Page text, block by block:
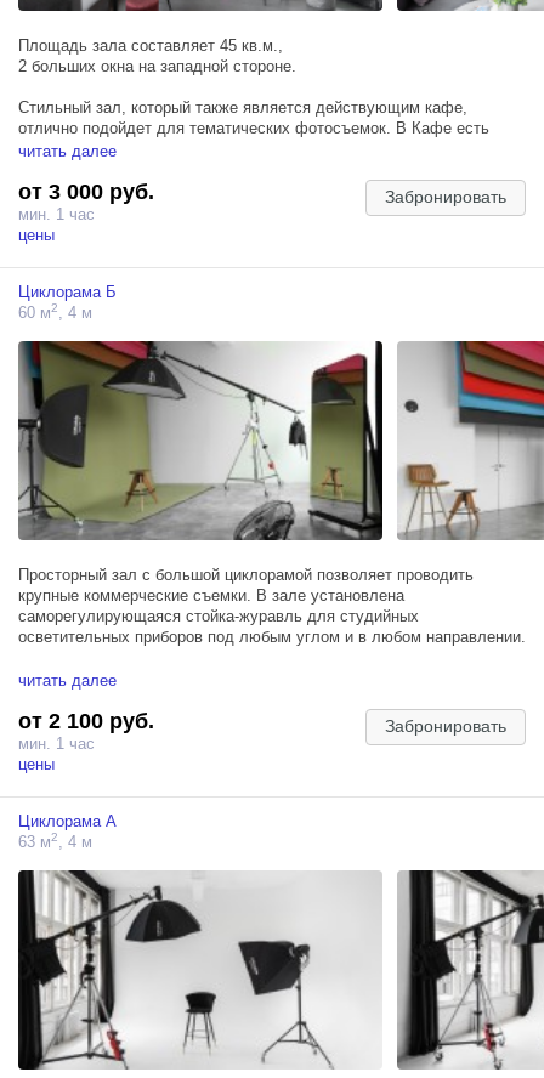
Площадь зала составляет 45 кв.м.,
2 больших окна на западной стороне.
Стильный зал, который также является действующим кафе,
отлично подойдет для тематических фотосъемок. В Кафе есть
барная стойка (остается действующей на время съемки), кофейные
проводить мастер-классы и семинары.
Зона кафе ограждается ширмой, доступ в бар остается только у
бармена.
Локации:
– фактурная черная стена с надписями;
– диваны, стулья, столы;
– барная стойка (доступ за барную стойку остается только у
бармена).
читать далее
от 3 000 руб.
мин. 1 час
цены
Забронировать
Циклорама Б
60 м2 , 4 м
Просторный зал с большой циклорамой позволяет проводить
крупные коммерческие съемки. В зале установлена
саморегулирующаяся стойка-журавль для студийных
осветительных приборов под любым углом и в любом направлении.
В зале также комфортно проводить мастер-классы.
ЛОКАЦИИ:
– белая циклорама;
– гримерное место;
– цветные фоны (НАЛИЧИЕ ЦВЕТОВ УТОЧНЯЙТЕ У НАШИХ
АДМИНИСТРАТОРОВ ПЕРЕД БРОНИРОВАНИЕМ);
Дополнительное оборудование в аренду предоставляется по
предварительному запросу Администратору студии.
Ознакомится с правилами нашей фотостудии вы можете по ссылке.
читать далее
от 2 100 руб.
мин. 1 час
цены
Забронировать
Циклорама А
63 м2 , 4 м